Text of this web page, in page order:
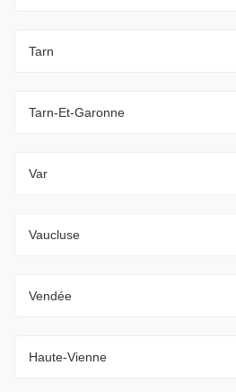
Tarn
Tarn-Et-Garonne
Var
Vaucluse
Vendée
Haute-Vienne